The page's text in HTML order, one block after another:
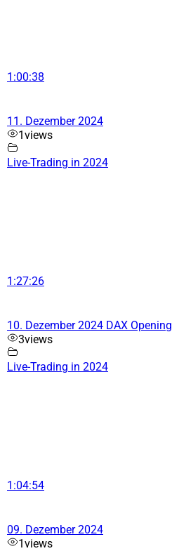
1:00:38
11. Dezember 2024
1views
Live-Trading in 2024
1:27:26
10. Dezember 2024 DAX Opening
3views
Live-Trading in 2024
1:04:54
09. Dezember 2024
1views